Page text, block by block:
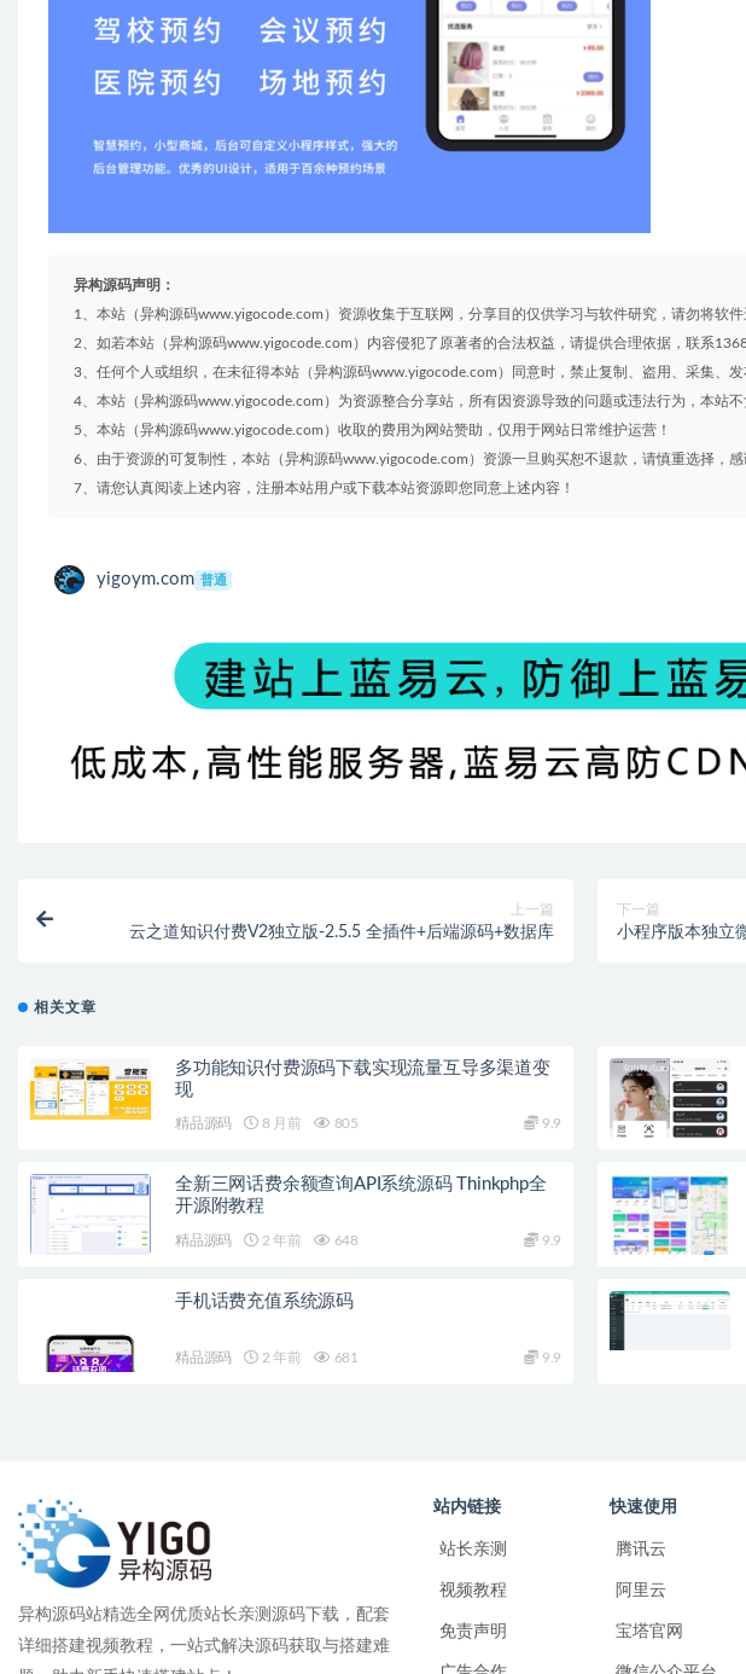
异构源码声明：
1、本站（异构源码www.yigocode.com）资源收集于互联网，分享目的仅供学习与软件研究，请勿将软件
2、如若本站（异构源码www.yigocode.com）内容侵犯了原著者的合法权益，请提供合理依据，联系
3、任何个人或组织，在未征得本站（异构源码www.yigocode.com）同意时，禁止复制、盗用、采集、发
4、本站（异构源码www.yigocode.com）为资源整合分享站，所有因资源导致的问题或违法行为，本站
5、本站（异构源码www.yigocode.com）收取的费用为网站赞助，仅用于网站日常维护运营！
6、由于资源的可复制性，本站（异构源码www.yigocode.com）资源一旦购买恕不退款，请慎重选择，感
7、请您认真阅读上述内容，注册本站用户或下载本站资源即您同意上述内容！
yigoym.com 普通
上一篇
云之道知识付费V2独立版-2.5.5 全插件+后端源码+数据库
下一篇
小程序版本独立
相关文章
多功能知识付费源码下载实现流量互导多渠道变
现
精品源码 8 月前 805 9.9
全新三网话费余额查询API系统源码 Thinkphp全
开源附教程
精品源码 2 年前 648 9.9
手机话费充值系统源码
精品源码 2 年前 681 9.9
异构源码站精选全网优质站长亲测源码下载，配套
详细搭建视频教程，一站式解决源码获取与搭建难
站内链接
站长亲测
视频教程
免责声明
快速使用
腾讯云
阿里云
宝塔官网